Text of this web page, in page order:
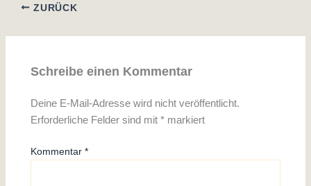
ZURÜCK
Schreibe einen Kommentar
Deine E-Mail-Adresse wird nicht veröffentlicht.
Erforderliche Felder sind mit* markiert
Kommentar*